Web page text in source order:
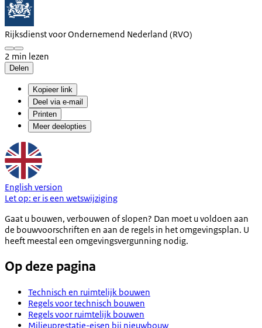
Rijksdienst voor Ondernemend Nederland (RVO)
2 min lezen
Delen
Kopieer link
Deel via e-mail
Printen
Meer deelopties
English version
Let op: er is een wetswijziging
Gaat u bouwen, verbouwen of slopen? Dan moet u voldoen aan
de bouwvoorschriften en aan de regels in het omgevingsplan. U
heeft meestal een omgevingsvergunning nodig.
Op deze pagina
Technisch en ruimtelijk bouwen
Regels voor technisch bouwen
Regels voor ruimtelijk bouwen
Milieuprestatie-eisen bij nieuwbouw